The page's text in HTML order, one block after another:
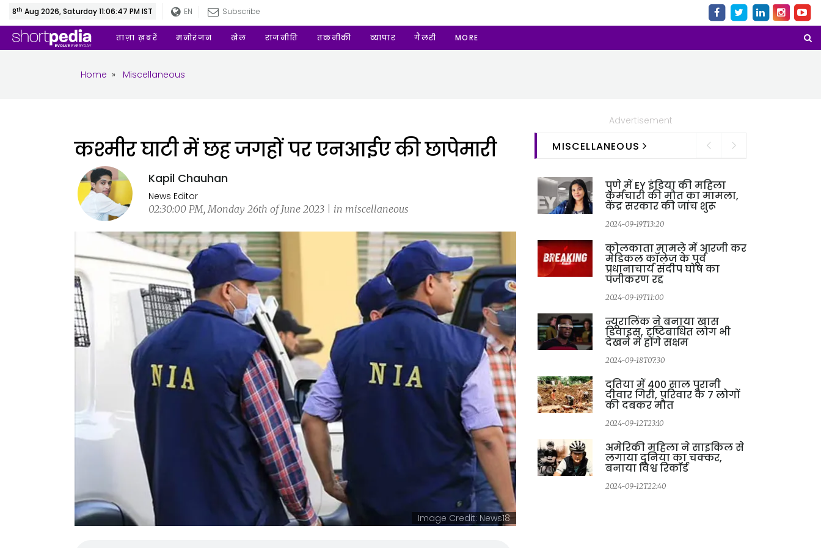
8th Aug 2026, Saturday 11:06:47 PM IST EN Subscribe
ताज़ा ख़बरें मनोरंजन खेल राजनीति तकनीकी व्यापार गैलरी MORE
Home » Miscellaneous
कश्मीर घाटी में छह जगहों पर एनआईए की छापेमारी
Kapil Chauhan
News Editor
02:30:00 PM, Monday 26th of June 2023 | in miscellaneous
Image Credit: News18
Advertisement
MISCELLANEOUS
पुणे में EY इंडिया की महिला
कर्मचारी की मौत का मामला,
केंद्र सरकार की जांच शुरू
2024-09-19T13:20
कोलकाता मामले में आरजी कर
मेडिकल कॉलेज के पूर्व
प्रधानाचार्य संदीप घोष का
पंजीकरण रद्द
2024-09-19T11:00
न्यूरालिंक ने बनाया खास
डिवाइस, दृष्टिबाधित लोग भी
देखने में होंगे सक्षम
2024-09-18T07:30
दतिया में 400 साल पुरानी
दीवार गिरी, परिवार के 7 लोगों
की दबकर मौत
2024-09-12T23:10
अमेरिकी महिला ने साइकिल से
लगाया दुनिया का चक्कर,
बनाया विश्व रिकॉर्ड
2024-09-12T22:40